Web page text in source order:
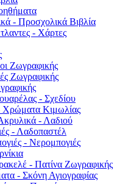
- Προσχολικά Βιβλία
- Χάρτες
Ζωγραφικής
Ζωγραφικής
- Σχεδίου
Χρώματα Κιμωλίας
- Λαδιού
- Λαδοπαστέλ
- Νερομπογιές
- Πατίνα Ζωγραφικής
- Σκόνη Αγιογραφίας